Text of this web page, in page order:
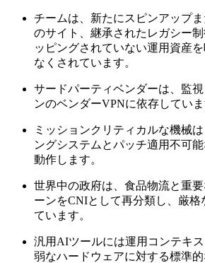
チームは、新たにスピンアップ
のサイト、継承されたレガシー
ッピングされていない運用資産
なくされています。
サードパーティベンダーは、監
ンのベンダーVPNに依存していま
ミッションクリティカルな機械
ングシステムとパッチ適用不可
動作します。
世界中の政府は、食品物流と重
ーンをCNIとして再分類し、厳格
ています。
汎用AIツールには運用コンテキ
弱なハードウェアに対する標準